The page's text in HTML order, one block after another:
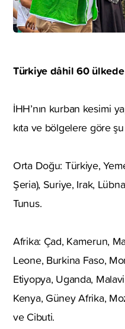
Türkiye dâhil 60
İHH’nın kurban kesimi
kıta ve bölgelere göre
Orta Doğu: Türkiye,
Şeria), Suriye, Irak,
Tunus.
Afrika: Çad, Kamerun,
Leone, Burkina Faso,
Etiyopya, Uganda,
Kenya, Güney Afrika,
ve Cibuti.